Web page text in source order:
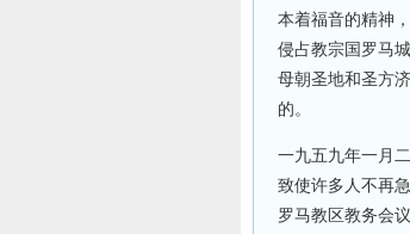
本着福音的精神
侵占教宗国罗马
母朝圣地和圣方
的。
一九五九年一月
致使许多人不再
罗马教区教务会